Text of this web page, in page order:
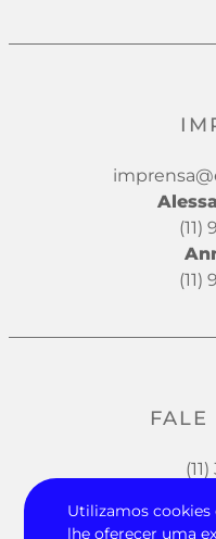
Utilizamos cookies
lhe oferecer uma
(11)
(11)
FALE